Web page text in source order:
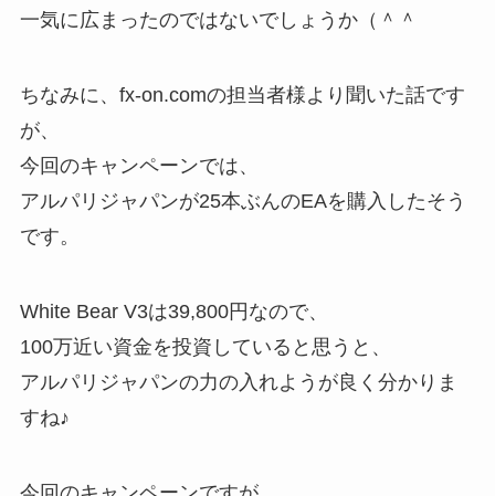
一気に広まったのではないでしょうか（＾＾
ちなみに、fx-on.comの担当者様より聞いた話です
が、
今回のキャンペーンでは、
アルパリジャパンが25本ぶんのEAを購入したそう
です。
White Bear V3は39,800円なので、
100万近い資金を投資していると思うと、
アルパリジャパンの力の入れようが良く分かりま
すね♪